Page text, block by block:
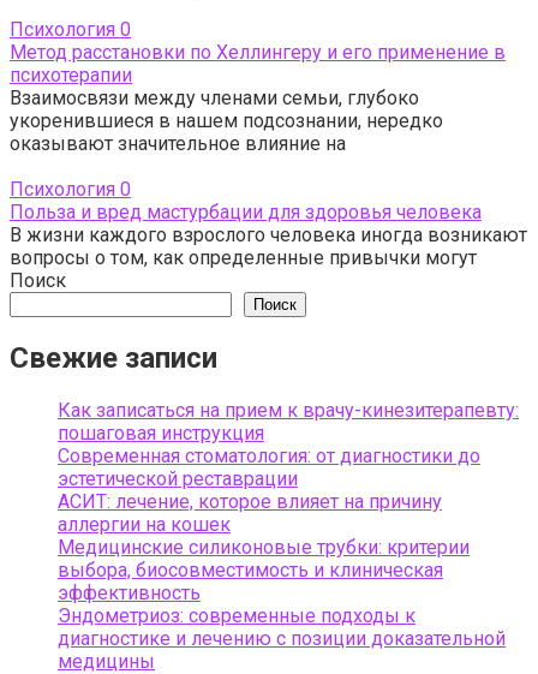
Психология 0
Метод расстановки по Хеллингеру и его применение в
психотерапии
Взаимосвязи между членами семьи, глубоко
укоренившиеся в нашем подсознании, нередко
оказывают значительное влияние на
Психология 0
Польза и вред мастурбации для здоровья человека
В жизни каждого взрослого человека иногда возникают
вопросы о том, как определенные привычки могут
Поиск
Поиск
Свежие записи
Как записаться на прием к врачу-кинезитерапевту:
пошаговая инструкция
Современная стоматология: от диагностики до
эстетической реставрации
АСИТ: лечение, которое влияет на причину
аллергии на кошек
Медицинские силиконовые трубки: критерии
выбора, биосовместимость и клиническая
эффективность
Эндометриоз: современные подходы к
диагностике и лечению с позиции доказательной
медицины